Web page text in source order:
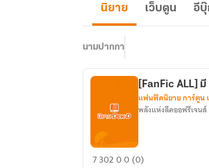
นิยาย เว็บตูน อี
นามปากกา
[FanFic
[FanFic ALL]
แฟนฟิคนิยาย การ์ตูน
พลังแห่งลีคออฟรีเจนส์
730200 (0)